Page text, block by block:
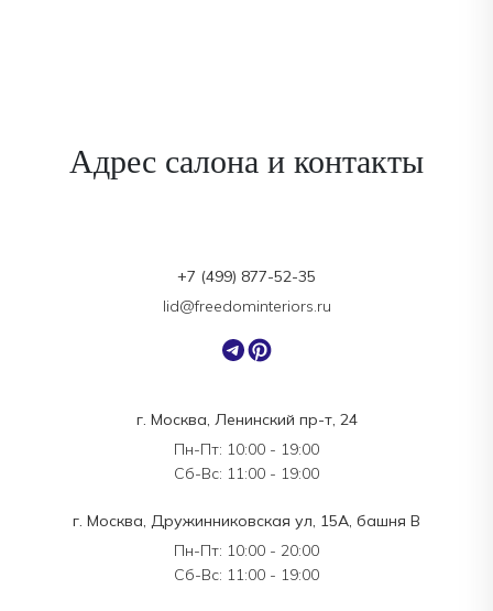
Адрес салона и контакты
г. Москва, Ленинский пр-т, 24
Пн-Пт: 10:00 - 19:00
Сб-Вс: 11:00 - 19:00
г. Москва, Дружинниковская ул, 15А, башня В
Пн-Пт: 10:00 - 20:00
Сб-Вс: 11:00 - 19:00
+7 (499) 877-52-35
lid@freedominteriors.ru